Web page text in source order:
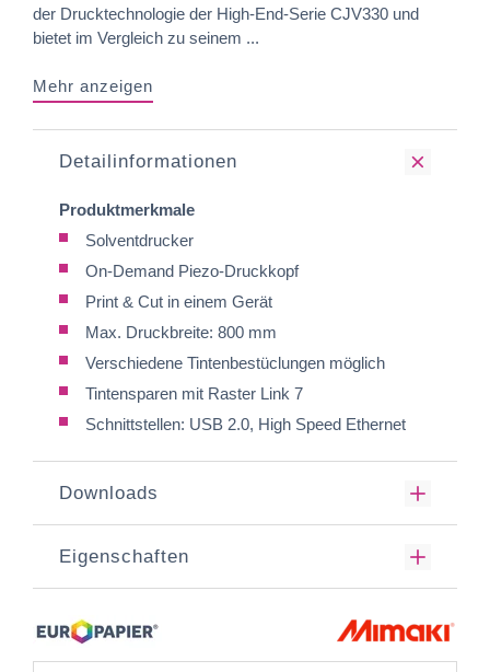
der Drucktechnologie der High-End-Serie CJV330 und
bietet im Vergleich zu seinem ...
Mehr anzeigen
Detailinformationen
Produktmerkmale
Solventdrucker
On-Demand Piezo-Druckkopf
Print & Cut in einem Gerät
Max. Druckbreite: 800 mm
Verschiedene Tintenbestüclungen möglich
Tintensparen mit Raster Link 7
Schnittstellen: USB 2.0, High Speed Ethernet
Downloads
Eigenschaften